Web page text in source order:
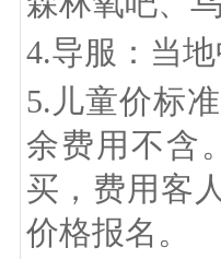
4.导服：当
5.儿童价标
余费用不含
买，费用客
价格报名。